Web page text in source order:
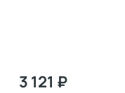
3 121 ₽